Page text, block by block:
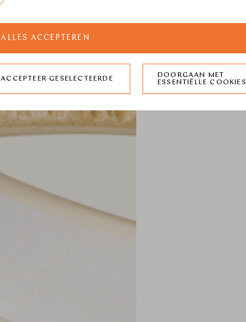
ALLES ACCEPTEREN
ACCEPTEER GESELECTEERDE
DOORGAAN MET
ESSENTIËLLE COOKIES